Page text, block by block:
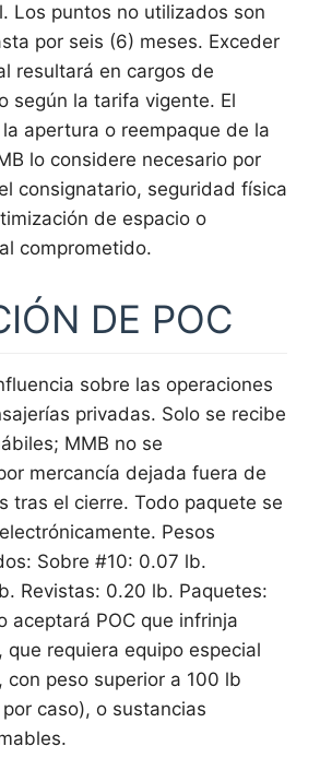
Los puntos no utilizados son
por seis (6) meses. Exceder
resultará en cargos de
según la tarifa vigente. El
apertura o reempaque de la
lo considere necesario por
consignatario, seguridad física
de espacio o
comprometido.
DE POC
sobre las operaciones
privadas. Solo se recibe
MMB no se
mercancía dejada fuera de
tras el cierre. Todo paquete se
Pesos
Sobre #10: 0.07 lb.
Revistas: 0.20 lb. Paquetes:
aceptará POC que infrinja
que requiera equipo especial
con peso superior a 100 lb
caso), o sustancias